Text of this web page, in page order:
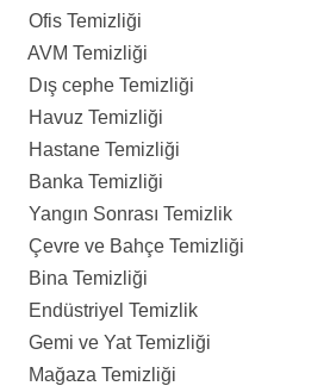
Ofis Temizliği
AVM Temizliği
Dış cephe Temizliği
Havuz Temizliği
Hastane Temizliği
Banka Temizliği
Yangın Sonrası Temizlik
Çevre ve Bahçe Temizliği
Bina Temizliği
Endüstriyel Temizlik
Gemi ve Yat Temizliği
Mağaza Temizliği